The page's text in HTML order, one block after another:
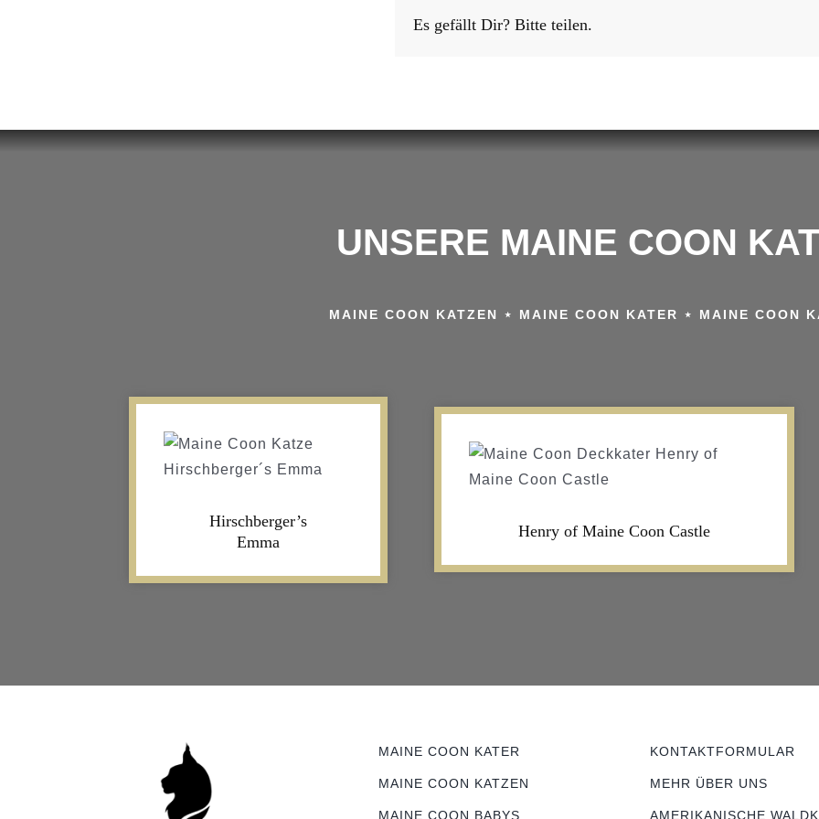
Es gefällt Dir? Bitte teilen.
UNSERE MAINE COON
MAINE COON KATZEN ⋆ MAINE COON KATER ⋆ MAINE COON
Hirschberger’s
Emma
Henry of Maine Coon Castle
MAINE COON KATER
MAINE COON KATZEN
MAINE COON BABYS
KONTAKTFORMULAR
MEHR ÜBER UNS
AMERIKANISCHE